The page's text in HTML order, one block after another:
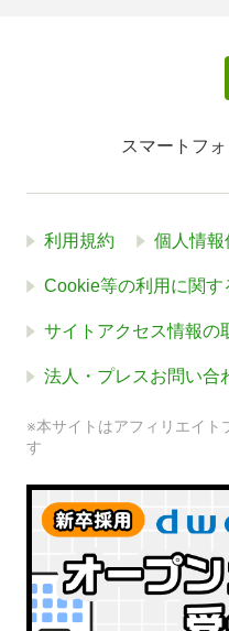
スマートフ
利用規約 個人情報
Cookie等の利用に関す
サイトアクセス情報の
法人・プレスお問い合
※本サイトはアフィリエイト
す